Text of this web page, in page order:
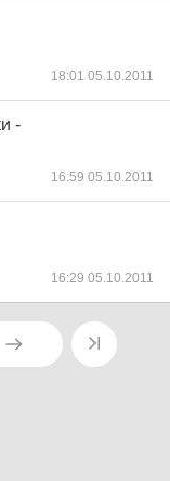
18:01 05.10.2011
-
16:59 05.10.2011
16:29 05.10.2011